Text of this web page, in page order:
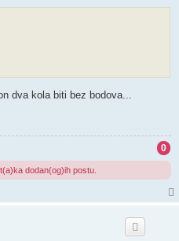
dva kola biti bez bodova...
0
dodan(og)ih postu.